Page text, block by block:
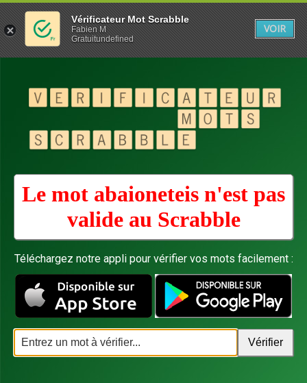
Le mot abaioneteis n'est pas
valide au Scrabble
Téléchargez notre appli pour vérifier vos mots facilement :
Vérificateur Mot Scrabble
Fabien M
Gratuitundefined
VOIR